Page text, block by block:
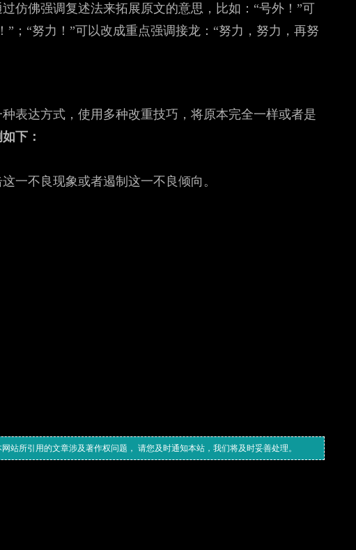
仿佛强调复述法来拓展原文的意思，比如：“号外！”可
”；“努力！”可以改成重点强调接龙：“努力，努力，再努
表达方式，使用多种改重技巧，将原本完全一样或者是
下：
一不良现象或者遏制这一不良倾向。
站所引用的文章涉及著作权问题， 请您及时通知本站，我们将及时妥善处理。